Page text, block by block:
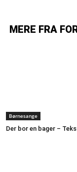
MERE FRA
Børnesange
Der bor en bager –